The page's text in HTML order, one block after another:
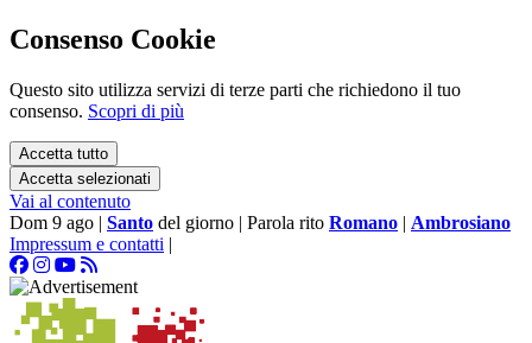
Consenso Cookie
Questo sito utilizza servizi di terze parti che richiedono il tuo
consenso. Scopri di più
Accetta tutto
Accetta selezionati
Vai al contenuto
Dom 9 ago | Santo del giorno | Parola rito Romano | Ambrosiano
Impressum e contatti |